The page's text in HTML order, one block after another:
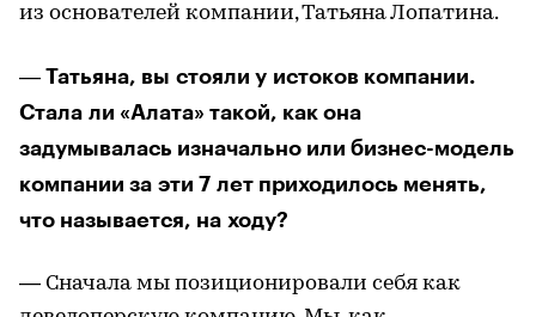
из основателей компании, Татьяна Лопатина.
— Татьяна, вы стояли у истоков компании.
Стала ли «Алата» такой, как она
задумывалась изначально или бизнес-модель
компании за эти 7 лет приходилось менять,
что называется, на ходу?
— Сначала мы позиционировали себя как